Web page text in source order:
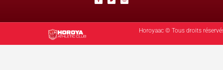
Horoyaac © Tous droits